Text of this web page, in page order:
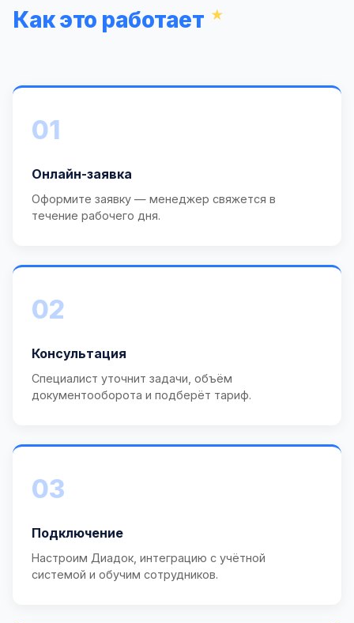
Как это работает
01
Онлайн-заявка
Оформите заявку — менеджер свяжется в
течение рабочего дня.
02
Консультация
Специалист уточнит задачи, объём
документооборота и подберёт тариф.
03
Подключение
Настроим Диадок, интеграцию с учётной
системой и обучим сотрудников.